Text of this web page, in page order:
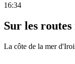
16:34
Sur les
La côte de la mer